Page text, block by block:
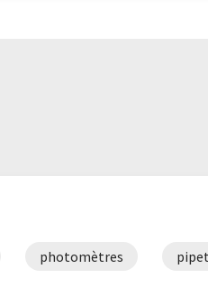
photomètres